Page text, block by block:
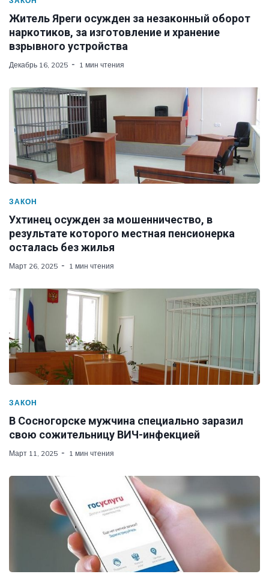
Житель Яреги осужден за незаконный оборот
наркотиков, за изготовление и хранение
взрывного устройства
Декабрь 16, 2025 1 мин чтения
ЗАКОН
Ухтинец осужден за мошенничество, в
результате которого местная пенсионерка
осталась без жилья
Март 26, 2025 1 мин чтения
ЗАКОН
В Сосногорске мужчина специально заразил
свою сожительницу ВИЧ-инфекцией
Март 11, 2025 1 мин чтения